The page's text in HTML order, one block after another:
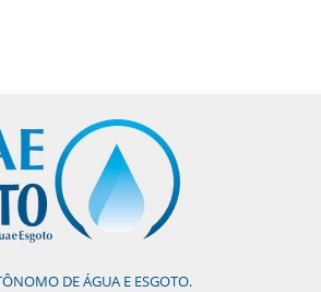
DE ÁGUA E ESGOTO.